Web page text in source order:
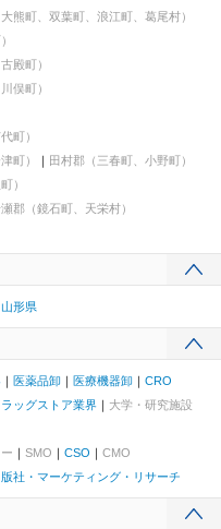
熊町、双葉町、浪江町、葛尾村）
殿町）
俣町）
町）
町）
田村郡（三春町、小野町）
）
郡（鏡石町、天栄村）
山形県
医薬品卸 医療機器卸
CRO
ッグストア業界
大学・研究施設
SMO CSO
CMO
社・マーケティング・リサーチ